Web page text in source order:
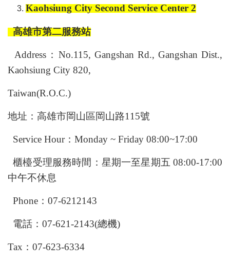
Kaohsiung City Second Service Center 2
高雄市第二服務站
Address：No.115, Gangshan Rd., Gangshan Dist.,
Kaohsiung City 820,
Taiwan(R.O.C.)
地址：高雄市岡山區岡山路115號
Service Hour：Monday ~ Friday 08:00~17:00
櫃檯受理服務時間：星期一至星期五 08:00-17:00
中午不休息
Phone：07-6212143
電話：07-621-2143(總機)
Tax：07-623-6334